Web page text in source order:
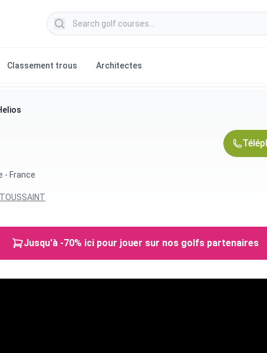
Search golf courses
Classement trous Architectes
- France
Jusqu'à -70% ici pour jouer sur nos golfs partenaires